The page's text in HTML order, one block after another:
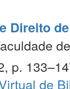
Direito
p.
de